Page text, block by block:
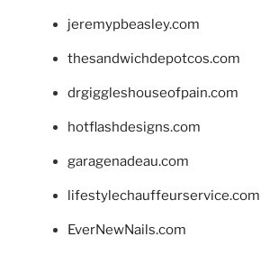
jeremypbeasley.com
thesandwichdepotcos.com
drgiggleshouseofpain.com
hotflashdesigns.com
garagenadeau.com
lifestylechauffeurservice.com
EverNewNails.com